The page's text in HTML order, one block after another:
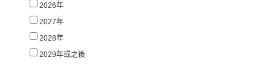
2026年
2027年
2028年
2029年或之後